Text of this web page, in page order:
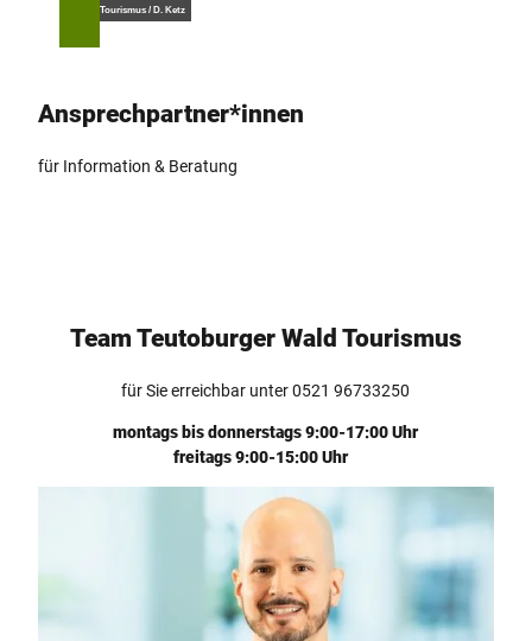
© Teutoburger Wald Tourismus / D. Ketz
Ansprech­partner*innen
für Information & Beratung
Team Teutoburger Wald Tourismus
für Sie erreichbar unter 0521 96733250
montags bis donnerstags 9:00-17:00 Uhr
freitags 9:00-15:00 Uhr